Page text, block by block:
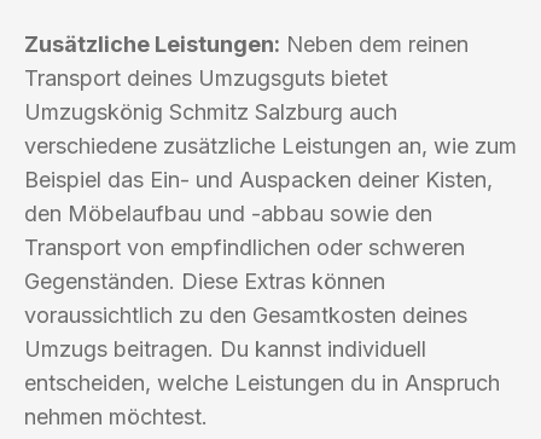
Zusätzliche Leistungen: Neben dem reinen
Transport deines Umzugsguts bietet
Umzugskönig Schmitz Salzburg auch
verschiedene zusätzliche Leistungen an, wie zum
Beispiel das Ein- und Auspacken deiner Kisten,
den Möbelaufbau und -abbau sowie den
Transport von empfindlichen oder schweren
Gegenständen. Diese Extras können
voraussichtlich zu den Gesamtkosten deines
Umzugs beitragen. Du kannst individuell
entscheiden, welche Leistungen du in Anspruch
nehmen möchtest.